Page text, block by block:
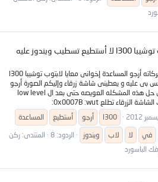
أرجو المساعدة في لاب توشيبا l300 لا أستطيع تسطيب ويندوز عليه
السلام عليكم ورحمة الله وبركاته أرجو المساعدة إخوانى معايا لابتوب توشيبا l300
بى عليه و يعطينى شاشة زرقاء وإليكم الصورة أرجو
من حضراتكم مساعدتى فى حل هذه المشكله العويصه حتى بعد ال low level
l300 أرجو أستطيع
المساعدة
في لا لاب ويندوز الردود: 8 المنتدى: ركن
الباسورد